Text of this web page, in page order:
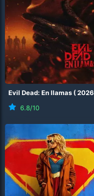
Evil Dead: En llamas (2026
6.8/10